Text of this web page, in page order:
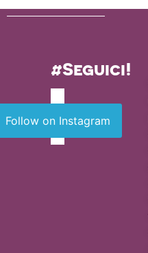
#Seguici!
Follow on Instagram